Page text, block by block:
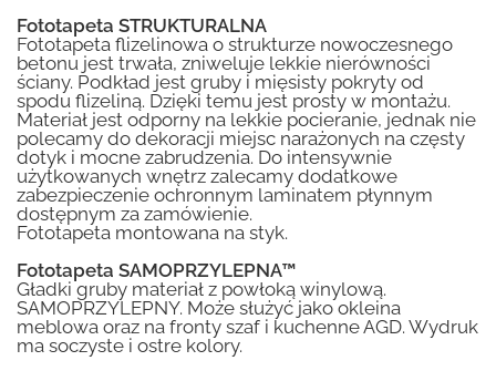
Fototapeta STRUKTURALNA
Fototapeta flizelinowa o strukturze nowoczesnego
betonu jest trwała, zniweluje lekkie nierówności
ściany. Podkład jest gruby i mięsisty pokryty od
spodu flizeliną. Dzięki temu jest prosty w montażu.
Materiał jest odporny na lekkie pocieranie, jednak nie
polecamy do dekoracji miejsc narażonych na częsty
dotyk i mocne zabrudzenia. Do intensywnie
użytkowanych wnętrz zalecamy dodatkowe
zabezpieczenie ochronnym laminatem płynnym
dostępnym za zamówienie.
Fototapeta montowana na styk.
Fototapeta SAMOPRZYLEPNA™
Gładki gruby materiał z powłoką winylową.
SAMOPRZYLEPNY. Może służyć jako okleina
meblowa oraz na fronty szaf i kuchenne AGD. Wydruk
ma soczyste i ostre kolory.